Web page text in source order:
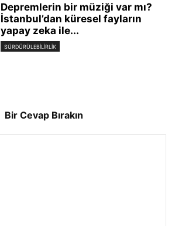
Depremlerin bir müziği var mı?
İstanbul’dan küresel fayların
yapay zeka ile...
SÜRDÜRÜLEBILIRLIK
Bir Cevap Bırakın